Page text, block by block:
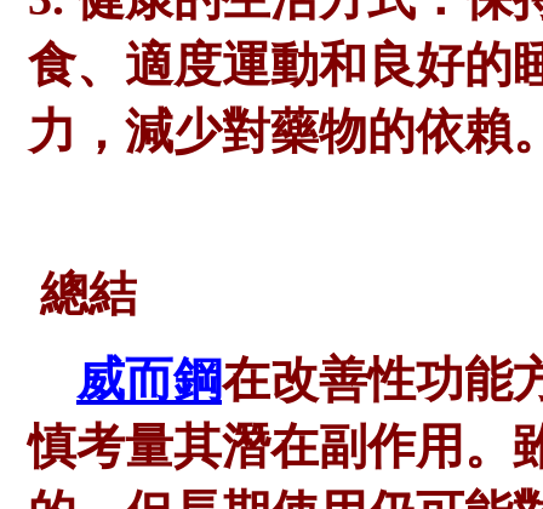
食、適度運動和良好的
力，減少對藥物的依賴
總結
威而鋼在改善性功能
慎考量其潛在副作用。